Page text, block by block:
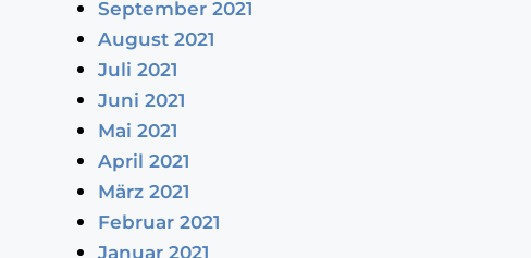
September 2021
August 2021
Juli 2021
Juni 2021
Mai 2021
April 2021
März 2021
Februar 2021
Januar 2021